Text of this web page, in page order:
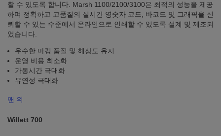
할 수 있도록 합니다. Marsh 1100/2100/3100은 최적의 성능을 제공
하며 정확하고 고품질의 실시간 영숫자 코드, 바코드 및 그래픽을 신
뢰할 수 있는 수준에서 온라인으로 인쇄할 수 있도록 설계 및 제조되
었습니다.
우수한 마킹 품질 및 해상도 유지
운영 비용 최소화
가동시간 극대화
유연성 극대화
맨 위
Willett 700